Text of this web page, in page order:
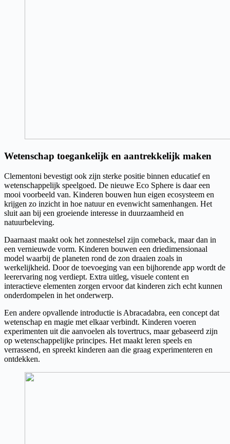
Wetenschap toegankelijk en aantrekkelijk maken
Clementoni bevestigt ook zijn sterke positie binnen educatief en
wetenschappelijk speelgoed. De nieuwe Eco Sphere is daar een
mooi voorbeeld van. Kinderen bouwen hun eigen ecosysteem en
krijgen zo inzicht in hoe natuur en evenwicht samenhangen. Het
sluit aan bij een groeiende interesse in duurzaamheid en
natuurbeleving.
Daarnaast maakt ook het zonnestelsel zijn comeback, maar dan in
een vernieuwde vorm. Kinderen bouwen een driedimensionaal
model waarbij de planeten rond de zon draaien zoals in
werkelijkheid. Door de toevoeging van een bijhorende app wordt de
leerervaring nog verdiept. Extra uitleg, visuele content en
interactieve elementen zorgen ervoor dat kinderen zich echt kunnen
onderdompelen in het onderwerp.
Een andere opvallende introductie is Abracadabra, een concept dat
wetenschap en magie met elkaar verbindt. Kinderen voeren
experimenten uit die aanvoelen als tovertrucs, maar gebaseerd zijn
op wetenschappelijke principes. Het maakt leren speels en
verrassend, en spreekt kinderen aan die graag experimenteren en
ontdekken.